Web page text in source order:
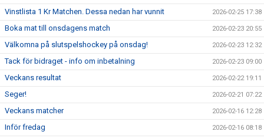
Vinstlista 1 Kr Matchen. Dessa nedan har vunnit 2026-02-25 17:38
Boka mat till onsdagens match 2026-02-23 20:55
Välkomna på slutspelshockey på onsdag! 2026-02-23 12:32
Tack för bidraget - info om inbetalning 2026-02-23 09:00
Veckans resultat 2026-02-22 19:11
Seger! 2026-02-21 07:22
Veckans matcher 2026-02-16 12:28
Inför fredag 2026-02-16 08:18